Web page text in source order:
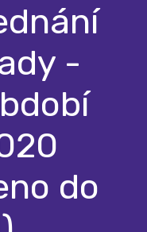
-
do